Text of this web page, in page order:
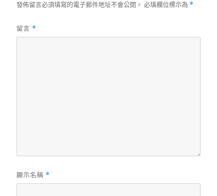
發佈留言必須填寫的電子郵件地址不會公開。 必填欄位標示為 *
留言 *
顯示名稱 *